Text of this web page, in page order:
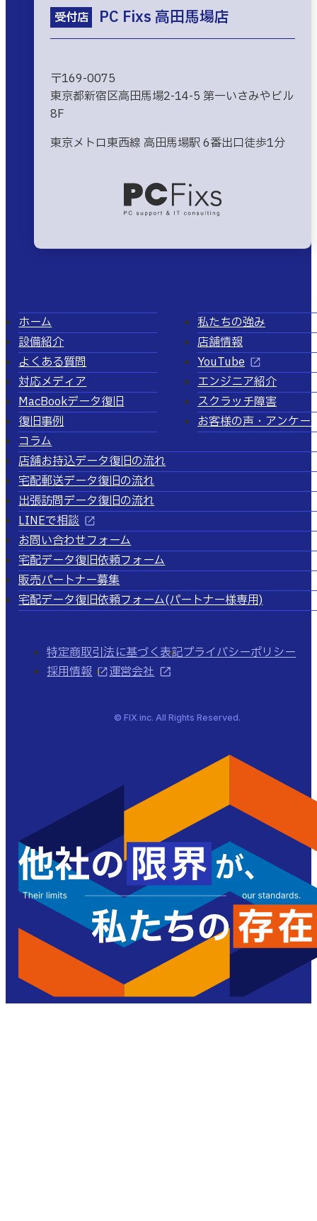
受付店 PC Fixs 高田馬場店
〒169-0075
東京都新宿区高田馬場2-14-5 第一いさみやビル
8F
東京メトロ東西線 高田馬場駅 6番出口徒歩1分
ホーム
私たちの強み
設備紹介
店舗情報
よくある質問
YouTube
対応メディア
エンジニア紹介
MacBookデータ復旧
スクラッチ障害
復旧事例
お客様の声・アンケー
コラム
店舗お持込データ復旧の流れ
宅配郵送データ復旧の流れ
出張訪問データ復旧の流れ
LINEで相談
お問い合わせフォーム
宅配データ復旧依頼フォーム
販売パートナー募集
宅配データ復旧依頼フォーム(パートナー様専用)
特定商取引法に基づく表記プライバシーポリシー
採用情報
運営会社
© FIX inc. All Rights Reserved.